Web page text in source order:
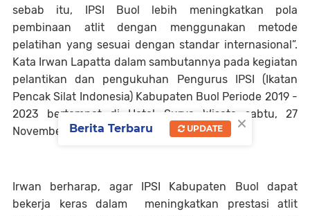
sebab itu, IPSI Buol lebih meningkatkan pola
pembinaan atlit dengan menggunakan metode
pelatihan yang sesuai dengan standar internasional”.
Kata Irwan Lapatta dalam sambutannya pada kegiatan
pelantikan dan pengukuhan Pengurus IPSI (Ikatan
Pencak Silat Indonesia) Kabupaten Buol Periode 2019 -
2023 bertempat di Hotel Surya Wisata sabtu, 27
November 2021.
Irwan berharap, agar IPSI Kabupaten Buol dapat
bekerja keras dalam meningkatkan prestasi atlit
×
Berita Terbaru UPDATE